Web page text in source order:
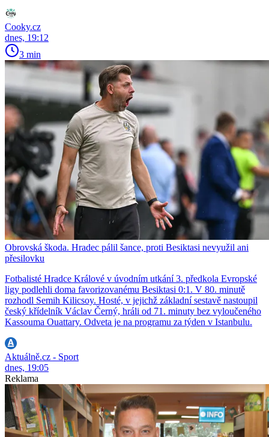
Cooky.cz
dnes, 19:12
3 min
Obrovská škoda. Hradec pálil šance, proti Besiktasi nevyužil ani
přesilovku
Fotbalisté Hradce Králové v úvodním utkání 3. předkola Evropské
ligy podlehli doma favorizovanému Besiktasi 0:1. V 80. minutě
rozhodl Semih Kilicsoy. Hosté, v jejichž základní sestavě nastoupil
český křídelník Václav Černý, hráli od 71. minuty bez vyloučeného
Kassouma Ouattary. Odveta je na programu za týden v Istanbulu.
Aktuálně.cz - Sport
dnes, 19:05
Reklama